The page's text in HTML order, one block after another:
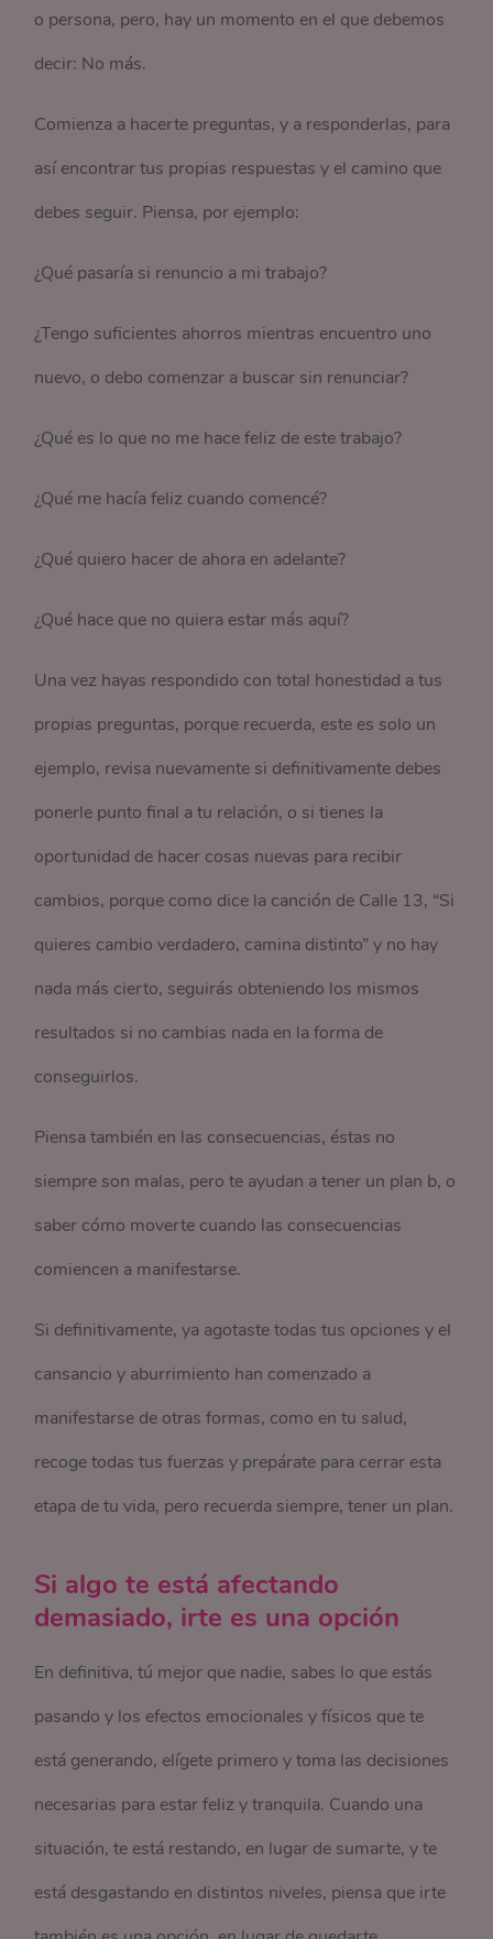
o persona, pero, hay un momento en el que debemos
decir: No más.
Comienza a hacerte preguntas, y a responderlas, para
así encontrar tus propias respuestas y el camino que
debes seguir. Piensa, por ejemplo:
¿Qué pasaría si renuncio a mi trabajo?
¿Tengo suficientes ahorros mientras encuentro uno
nuevo, o debo comenzar a buscar sin renunciar?
¿Qué es lo que no me hace feliz de este trabajo?
¿Qué me hacía feliz cuando comencé?
¿Qué quiero hacer de ahora en adelante?
¿Qué hace que no quiera estar más aquí?
Una vez hayas respondido con total honestidad a tus
propias preguntas, porque recuerda, este es solo un
ejemplo, revisa nuevamente si definitivamente debes
ponerle punto final a tu relación, o si tienes la
oportunidad de hacer cosas nuevas para recibir
cambios, porque como dice la canción de Calle 13, “Si
quieres cambio verdadero, camina distinto” y no hay
nada más cierto, seguirás obteniendo los mismos
resultados si no cambias nada en la forma de
conseguirlos.
Piensa también en las consecuencias, éstas no
siempre son malas, pero te ayudan a tener un plan b, o
saber cómo moverte cuando las consecuencias
comiencen a manifestarse.
Si definitivamente, ya agotaste todas tus opciones y el
cansancio y aburrimiento han comenzado a
manifestarse de otras formas, como en tu salud,
recoge todas tus fuerzas y prepárate para cerrar esta
etapa de tu vida, pero recuerda siempre, tener un plan.
Si algo te está afectando
demasiado, irte es una opción
En definitiva, tú mejor que nadie, sabes lo que estás
pasando y los efectos emocionales y físicos que te
está generando, elígete primero y toma las decisiones
necesarias para estar feliz y tranquila. Cuando una
situación, te está restando, en lugar de sumarte, y te
está desgastando en distintos niveles, piensa que irte